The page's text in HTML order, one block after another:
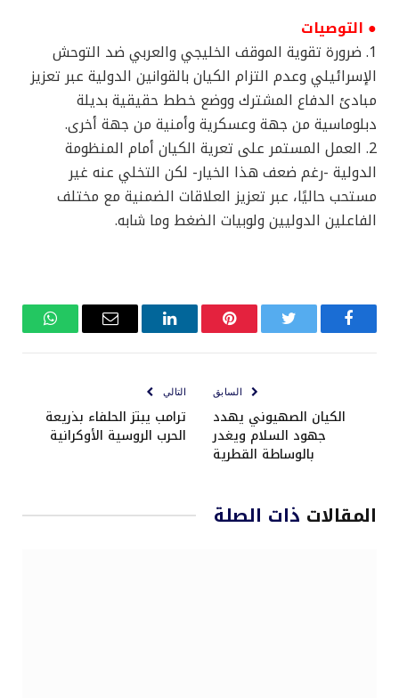
● التوصيات
1. ضرورة تقوية الموقف الخليجي والعربي ضد التوحش
الإسرائيلي وعدم التزام الكيان بالقوانين الدولية عبر تعزيز
مبادئ الدفاع المشترك ووضع خطط حقيقية بديلة
دبلوماسية من جهة وعسكرية وأمنية من جهة أخرى.
2. العمل المستمر على تعرية الكيان أمام المنظومة
الدولية -رغم ضعف هذا الخيار- لكن التخلي عنه غير
مستحب حاليًا، عبر تعزيز العلاقات الضمنية مع مختلف
الفاعلين الدوليين ولوبيات الضغط وما شابه.
فيسبوك تويتر بينتيريستلينكدإن
البريد
واتساب
السابق
الكيان الصهيوني يهدد
جهود السلام ويغدر
بالوساطة القطرية
التالي
ترامب يبتز الحلفاء بذريعة
الحرب الروسية الأوكرانية
المقالات ذات الصلة